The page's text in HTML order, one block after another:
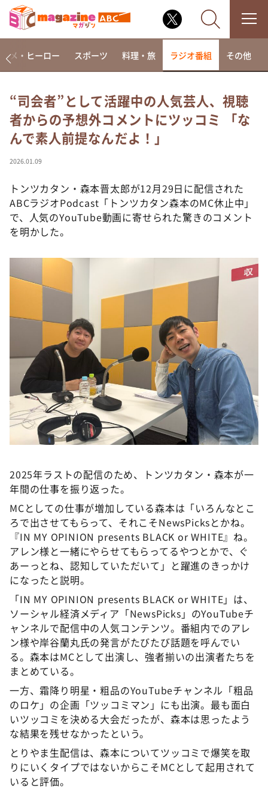
なるみ・岡村の過ぎるTV
相席食堂
これ余談なんですけど・・・
て真剣です
探偵！ナイトスクープ
news おかえり
本日はダイアンなり！シーズン２
教えて！ニュースライブ 正義のミカタ
ＬＩＦＥ～夢のカタチ～
新婚さんいらっしゃい！
ポツンと一軒家
ザキ山小屋本館
ぺこぱのまるスポ
メ・ヒーロー スポーツ 料理・旅 ラジオ番組 その他
“司会者”として活躍中の人気芸人、視聴
者からの予想外コメントにツッコミ 「な
んで素人前提なんだよ！」
2026.01.09
トンツカタン・森本晋太郎が12月29日に配信された
ABCラジオPodcast「トンツカタン森本のMC休止中」
で、人気のYouTube動画に寄せられた驚きのコメント
を明かした。
2025年ラストの配信のため、トンツカタン・森本が一
年間の仕事を振り返った。
MCとしての仕事が増加している森本は「いろんなとこ
ろで出させてもらって、それこそNewsPicksとかね。
『IN MY OPINION presents BLACK or WHITE』ね。
アレン様と一緒にやらせてもらってるやつとかで、ぐ
あーっとね、認知していただいて」と躍進のきっかけ
になったと説明。
「IN MY OPINION presents BLACK or WHITE」は、
ソーシャル経済メディア「NewsPicks」のYouTubeチ
ャンネルで配信中の人気コンテンツ。番組内でのアレ
ン様や岸谷蘭丸氏の発言がたびたび話題を呼んでい
る。森本はMCとして出演し、強者揃いの出演者たちを
まとめている。
一方、霜降り明星・粗品のYouTubeチャンネル「粗品
のロケ」の企画「ツッコミマン」にも出演。最も面白
いツッコミを決める大会だったが、森本は思ったよう
な結果を残せなかったという。
とりやま生配信は、森本についてツッコミで爆笑を取
りにいくタイプではないからこそMCとして起用されて
いると評価。